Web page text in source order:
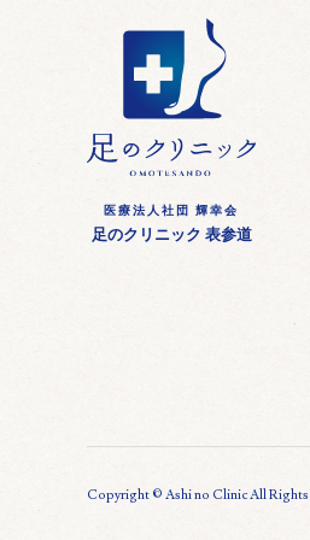
医療法人社団 輝幸会
足のクリニック 表参道
Copyright © Ashi no Clinic All Rights